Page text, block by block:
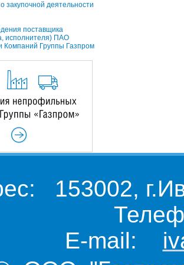
закупочной деятельности
поставщика
исполнителя) ПАО
Компаний Группы Газпром
153002,
E-mail: